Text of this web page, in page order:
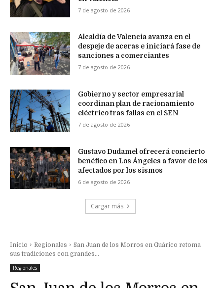
7 de agosto de 2026
Alcaldía de Valencia avanza en el
despeje de aceras e iniciará fase de
sanciones a comerciantes
7 de agosto de 2026
Gobierno y sector empresarial
coordinan plan de racionamiento
eléctrico tras fallas en el SEN
7 de agosto de 2026
Gustavo Dudamel ofrecerá concierto
benéfico en Los Ángeles a favor de los
afectados por los sismos
6 de agosto de 2026
Cargar más